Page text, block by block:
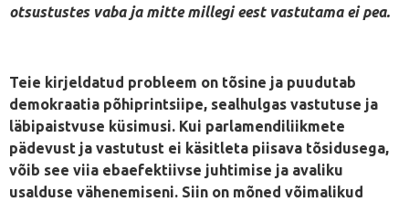
otsustustes vaba ja mitte millegi eest vastutama ei pea.
Teie kirjeldatud probleem on tõsine ja puudutab
demokraatia põhiprintsiipe, sealhulgas vastutuse ja
läbipaistvuse küsimusi. Kui parlamendiliikmete
pädevust ja vastutust ei käsitleta piisava tõsidusega,
võib see viia ebaefektiivse juhtimise ja avaliku
usalduse vähenemiseni. Siin on mõned võimalikud